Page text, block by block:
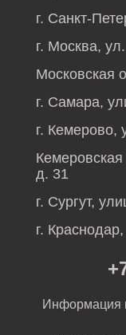
г. Санкт-
г. Москва,
Московская
г. Самара,
г. Кемерово,
д. 31
г. Сургут,
г.
Информация